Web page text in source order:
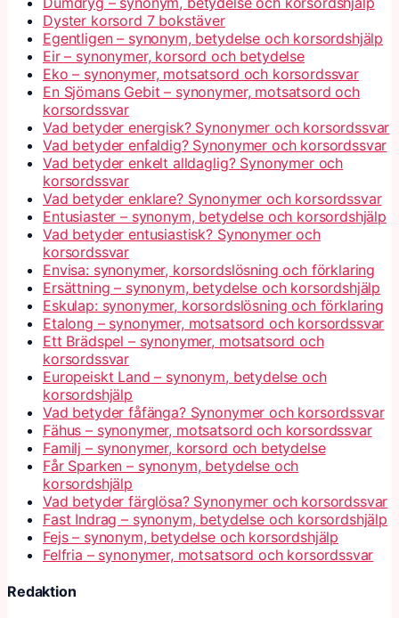
Dyster korsord 7 bokstäver
Egentligen – synonym, betydelse och korsordshjälp
Eir – synonymer, korsord och betydelse
Eko – synonymer, motsatsord och korsordssvar
En Sjömans Gebit – synonymer, motsatsord och
korsordssvar
Vad betyder energisk? Synonymer och korsordssvar
Vad betyder enfaldig? Synonymer och korsordssvar
Vad betyder enkelt alldaglig? Synonymer och
korsordssvar
Vad betyder enklare? Synonymer och korsordssvar
Entusiaster – synonym, betydelse och korsordshjälp
Vad betyder entusiastisk? Synonymer och
korsordssvar
Envisa: synonymer, korsordslösning och förklaring
Ersättning – synonym, betydelse och korsordshjälp
Eskulap: synonymer, korsordslösning och förklaring
Etalong – synonymer, motsatsord och korsordssvar
Ett Brädspel – synonymer, motsatsord och
korsordssvar
Europeiskt Land – synonym, betydelse och
korsordshjälp
Vad betyder fåfänga? Synonymer och korsordssvar
Fähus – synonymer, motsatsord och korsordssvar
Familj – synonymer, korsord och betydelse
Får Sparken – synonym, betydelse och
korsordshjälp
Vad betyder färglösa? Synonymer och korsordssvar
Fast Indrag – synonym, betydelse och korsordshjälp
Fejs – synonym, betydelse och korsordshjälp
Felfria – synonymer, motsatsord och korsordssvar
Redaktion